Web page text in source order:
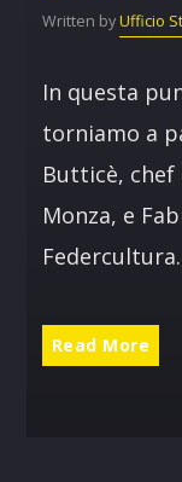
Written byUfficio
In questa
torniamo a
Butticè, chef
Monza, e
Read More